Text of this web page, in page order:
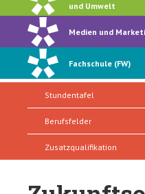
und Umwelt
Medien und
Fachschule (FW)
Stundentafel
Berufsfelder
Zusatzqualifikation